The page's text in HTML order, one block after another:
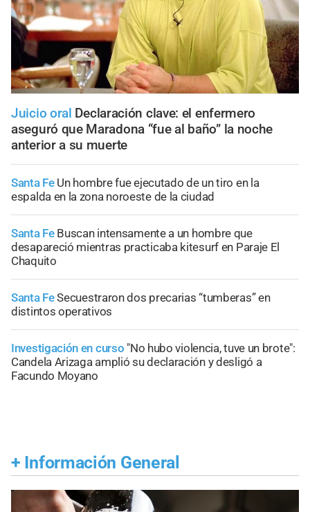
Juicio oral Declaración clave: el enfermero
aseguró que Maradona “fue al baño” la noche
anterior a su muerte
Santa Fe Un hombre fue ejecutado de un tiro en la
espalda en la zona noroeste de la ciudad
Santa Fe Buscan intensamente a un hombre que
desapareció mientras practicaba kitesurf en Paraje El
Chaquito
Santa FeSecuestraron dos precarias “tumberas” en
distintos operativos
Investigación en curso "No hubo violencia, tuve un brote":
Candela Arizaga amplió su declaración y desligó a
Facundo Moyano
+ Información General